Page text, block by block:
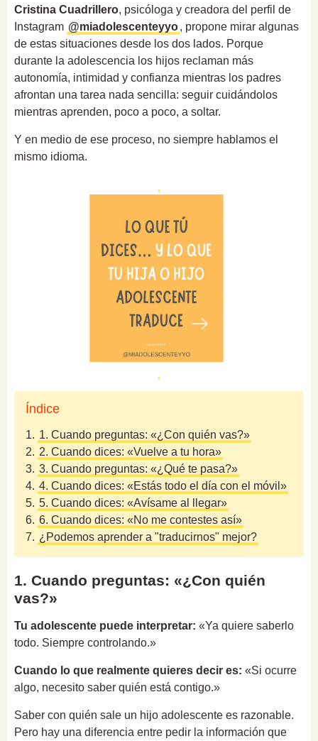
Cristina Cuadrillero, psicóloga y creadora del perfil de
Instagram @miadolescenteyyo, propone mirar algunas
de estas situaciones desde los dos lados. Porque
durante la adolescencia los hijos reclaman más
autonomía, intimidad y confianza mientras los padres
afrontan una tarea nada sencilla: seguir cuidándolos
mientras aprenden, poco a poco, a soltar.
Y en medio de ese proceso, no siempre hablamos el
mismo idioma.
Índice
1. 1. Cuando preguntas: «¿Con quién vas?»
2. 2. Cuando dices: «Vuelve a tu hora»
3. 3. Cuando preguntas: «¿Qué te pasa?»
4. 4. Cuando dices: «Estás todo el día con el móvil»
5. 5. Cuando dices: «Avísame al llegar»
6. 6. Cuando dices: «No me contestes así»
7. ¿Podemos aprender a "traducirnos" mejor?
1. Cuando preguntas: «¿Con quién
vas?»
Tu adolescente puede interpretar: «Ya quiere saberlo
todo. Siempre controlando.»
Cuando lo que realmente quieres decir es: «Si ocurre
algo, necesito saber quién está contigo.»
Saber con quién sale un hijo adolescente es razonable.
Pero hay una diferencia entre pedir la información que